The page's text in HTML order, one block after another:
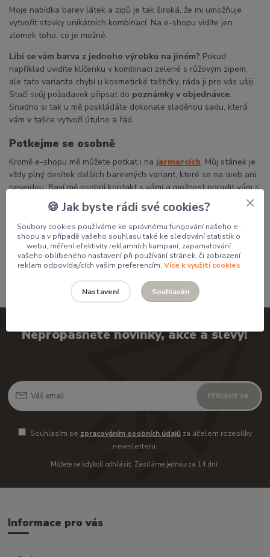
Moje nabídka barev látek a zipů je tak široká, že mi umožňuje
vytvořit stovky unikátních kombinací. Na e-shopu vidíte jen
zlomek toho, co je možné.
Líbí se vám barva z jednoho výrobku na jiném? Pokud
například uvidíte klíčenku v kombinaci zelené s růžovým zipem,
ale tato varianta chybí u kosmetické taštičky, ráda ji pro vás ušiji.
Stačí svůj požadavek připsat do poznámky v objednávce.
Snadno si tak u mě poskládáte dokonale sladěnou sadu, která
vám v tašce vytvoří útulno a řád.
Potkejme se osobně
Kromě e-shopu mě můžete potkat i na jarmarcích. Můj stánek je
vždy plný desítek dalších barevných variant, které se na web ani
nevejdou. Baví mě osobní kontakt s vámi a možnost poradit vám s
výběrem přímo na místě.
Děkuji, že podporujete poctivou českou tvorbu a dáváte mým
výrobkům domov.
Pavlína
Nepropásněte novinky, akce a slevy!
Přihlásit se
Souhlasím se zpracováním osobních údajůza účelem rozesílky
newsletteru.
Můžete se kdykoli odhlásit. Zasíláme jednou za 14 dní.
Informace pro vás
🍪 Jak byste rádi své cookies?
Soubory cookies používáme ke správnému fungování našeho e-
shopu a v případě vašeho souhlasu také ke sledování statistik o
webu, měření efektivity reklamních kampaní, zapamatování
vašeho oblíbeného nastavení při používání stránek, či zobrazení
reklam odpovídajících vašim preferencím. Více k využití cookies
Nastavení Souhlasím